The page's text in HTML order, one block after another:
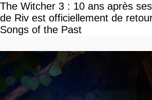
The Witcher 3 : 10 ans après
de Riv est officiellement de
Songs of the Past